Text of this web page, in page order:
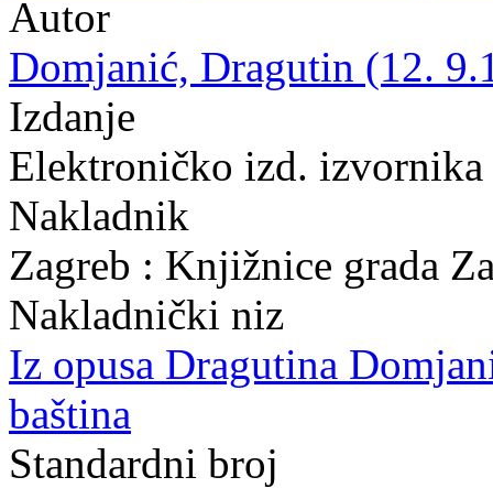
Autor
Domjanić, Dragutin (12.
Izdanje
Elektroničko izd. izvornika
Nakladnik
Zagreb : Knjižnice grada
Nakladnički niz
Iz opusa Dragutina
baština
Standardni broj